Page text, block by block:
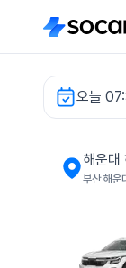
오늘
해운대 하이루프33아
해운대
부산 해